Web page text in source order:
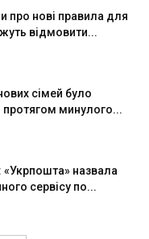
про нові правила для
відмовити...
сімей було
протягом минулого...
назвала
сервісу по...